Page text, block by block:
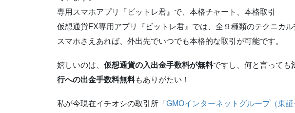
専用スマホアプリ『ビットレ君』で、本格チャート、本格取引
仮想通貨FX専用アプリ『ビットレ君』では、全９種類のテクニカル
スマホさえあれば、外出先でいつでも本格的な取引が可能です。
嬉しいのは、 仮想通貨の入出金手数料が無料ですし、何と言っても
行への出金手数料無料もありがたい！
私が今現在イチオシの取引所「 GMOインターネットグループ（東証